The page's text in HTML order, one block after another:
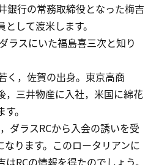
銀行の常務取締役となった梅吉
して渡米します。
ラスにいた福島喜三次と知り
く，佐賀の出身。東京高商
，三井物産に入社，米国に綿花
。
ダラスRCから入会の誘いを受
なります。このロータリアンに